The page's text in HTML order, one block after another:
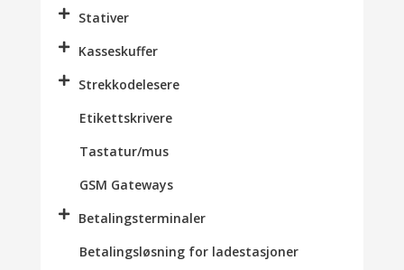
Stativer
Kasseskuffer
Strekkodelesere
Etikettskrivere
Tastatur/mus
GSM Gateways
Betalingsterminaler
Betalingsløsning for ladestasjoner